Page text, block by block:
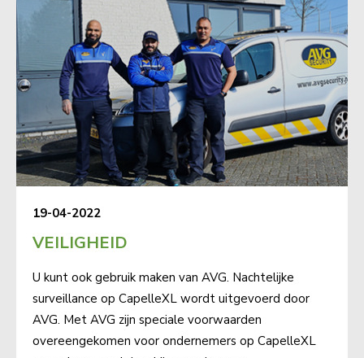
19-04-2022
VEILIGHEID
U kunt ook gebruik maken van AVG. Nachtelijke
surveillance op CapelleXL wordt uitgevoerd door
AVG. Met AVG zijn spe­ci­a­le voor­waar­den
over­een­ge­ko­men voor on­der­ne­mers op Ca­pel­leXL